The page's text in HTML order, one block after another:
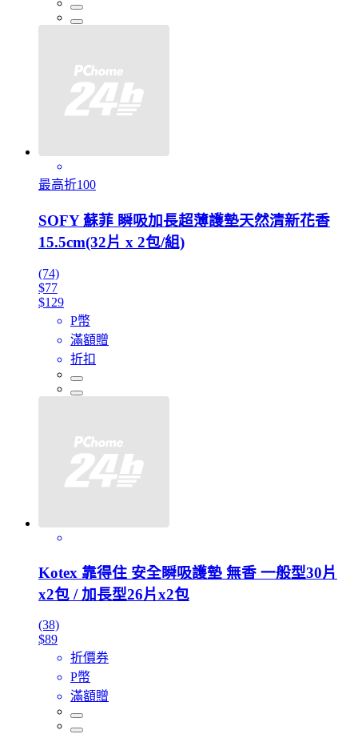
最高折100
SOFY 蘇菲 瞬吸加長超薄護墊天然清新花香
15.5cm(32片 x 2包/組)
(74)
$77
$129
P幣
滿額贈
折扣
Kotex 靠得住 安全瞬吸護墊 無香 一般型30片
x2包 / 加長型26片x2包
(38)
$89
折價券
P幣
滿額贈